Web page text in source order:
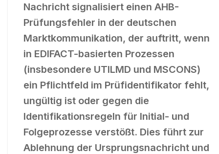
Nachricht signalisiert einen AHB-
Prüfungsfehler in der deutschen
Marktkommunikation, der auftritt, wenn
in EDIFACT-basierten Prozessen
(insbesondere UTILMD und MSCONS)
ein Pflichtfeld im Prüfidentifikator fehlt,
ungültig ist oder gegen die
Identifikationsregeln für Initial- und
Folgeprozesse verstößt. Dies führt zur
Ablehnung der Ursprungsnachricht und